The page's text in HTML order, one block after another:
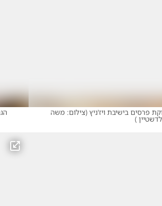
פרסים בישיבת ויז'ניץ (צילום: משה
)